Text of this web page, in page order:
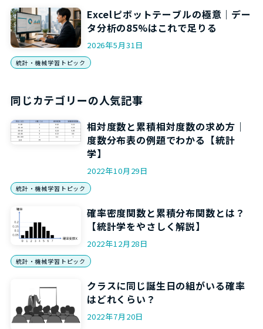
Excelピボットテーブルの極意｜デー
タ分析の85%はこれで足りる
2026年5月31日
統計・機械学習トピック
同じカテゴリーの人気記事
相対度数と累積相対度数の求め方｜
度数分布表の例題でわかる【統計
学】
2022年10月29日
統計・機械学習トピック
確率密度関数と累積分布関数とは？
【統計学をやさしく解説】
2022年12月28日
統計・機械学習トピック
クラスに同じ誕生日の組がいる確率
はどれくらい？
2022年7月20日